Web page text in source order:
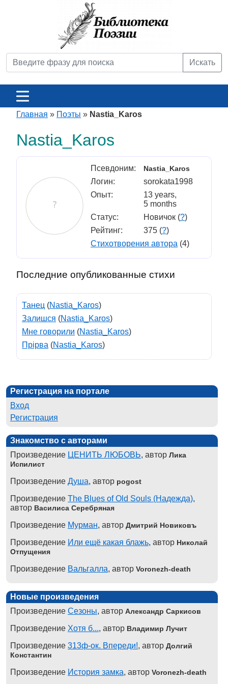
Искать
Главная » Поэты » Nastia_Karos
Nastia_Karos
Псевдоним: Nastia_Karos
Логин:
sorokata1998
Опыт:
13 years,
5 months
Статус:
Новичок (?)
Рейтинг:
375 (?)
Стихотворения автора (4)
Последние опубликованные стихи
Танец (Nastia_Karos)
Залишся (Nastia_Karos)
Мне говорили (Nastia_Karos)
Прірва (Nastia_Karos)
Регистрация на портале
Вход
Регистрация
Знакомство с авторами
Произведение ЦЕНИТЬ ЛЮБОВЬ, автор Лика
Испилист
Произведение Душа, автор pogost
Произведение The Blues of Old Souls (Надежда),
автор Василиса Серебряная
Произведение Мурман, автор Дмитрий Новиковъ
Произведение Или ещё какая блажь, автор Николай
Отпущения
Произведение Вальгалла, автор Voronezh-death
Новые произведения
Произведение Сезоны, автор Александр Саркисов
Произведение Хотя б..., автор Владимир Лучит
Произведение 313ф-ок. Впереди!, автор Долгий
Константин
Произведение История замка, автор Voronezh-death